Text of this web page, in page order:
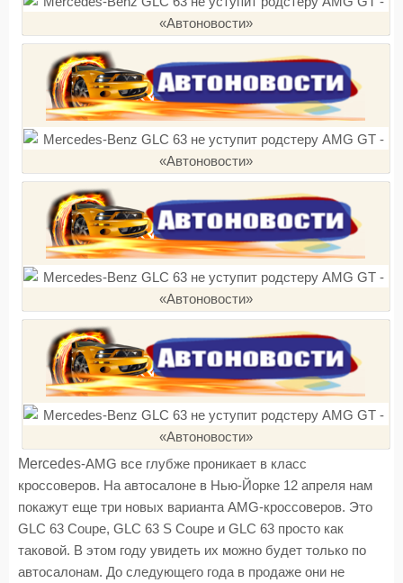
Mercedes-AMG все глубже проникает в класс
кроссоверов. На автосалоне в Нью-Йорке 12 апреля нам
покажут еще три новых варианта AMG-кроссоверов. Это
GLC 63 Coupe, GLC 63 S Coupe и GLC 63 просто как
таковой. В этом году увидеть их можно будет только по
автосалонам. До следующего года в продаже они не